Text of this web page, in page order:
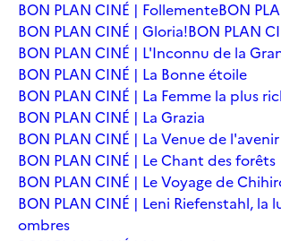
BON PLAN CINÉ | FollementeBON
BON PLAN CINÉ | Gloria!BON PLAN
BON PLAN CINÉ | L'Inconnu de la
BON PLAN CINÉ | La Bonne étoile
BON PLAN CINÉ | La Femme la plus
BON PLAN CINÉ | La Grazia
BON PLAN CINÉ | La Venue de l'avenir
BON PLAN CINÉ | Le Chant des forêts
BON PLAN CINÉ | Le Voyage de
BON PLAN CINÉ | Leni Riefenstahl, la
ombres